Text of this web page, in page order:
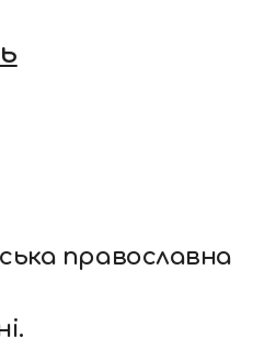
православна